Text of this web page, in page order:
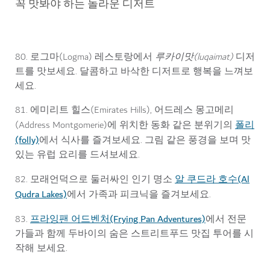
꼭 맛봐야 하는 놀라운 디저트
80. 로그마(Logma) 레스토랑에서 루카이맛(luqaimat) 디저
트를 맛보세요. 달콤하고 바삭한 디저트로 행복을 느껴보
세요.
81. 에미리트 힐스(Emirates Hills), 어드레스 몽고메리
(Address Montgomerie)에 위치한 동화 같은 분위기의 폴리
(folly)에서 식사를 즐겨보세요. 그림 같은 풍경을 보며 맛
있는 유럽 요리를 드셔보세요.
82. 모래언덕으로 둘러싸인 인기 명소 알 쿠드라 호수(Al
Qudra Lakes)에서 가족과 피크닉을 즐겨보세요.
83. 프라잉팬 어드벤처(Frying Pan Adventures)에서 전문
가들과 함께 두바이의 숨은 스트리트푸드 맛집 투어를 시
작해 보세요.